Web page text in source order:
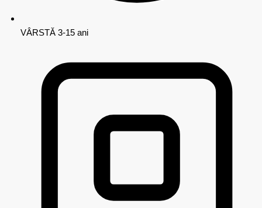
VÂRSTĂ 3-15 ani